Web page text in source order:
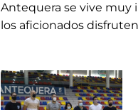
Antequera se vive muy
los aficionados